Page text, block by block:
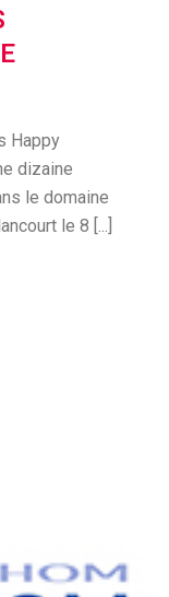
Happy
dizaine
le domaine
le 8 [...]